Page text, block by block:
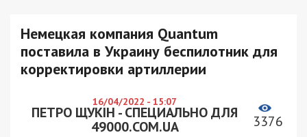
Немецкая компания Quantum
поставила в Украину беспилотник для
корректировки артиллерии
16/04/2022 - 15:07
ПЕТРО ЩУКІН - СПЕЦИАЛЬНО ДЛЯ
49000.COM.UA
3376